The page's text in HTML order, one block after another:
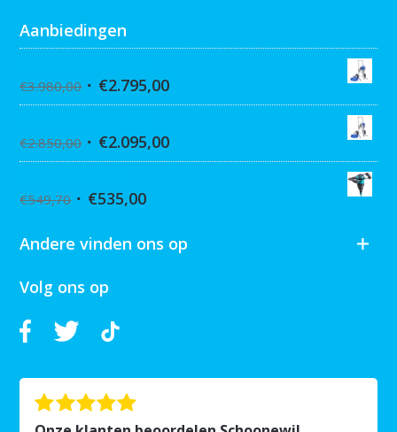
Aanbiedingen
€3.980,00 €2.795,00
€2.850,00 €2.095,00
€549,70 €535,00
Andere vinden ons op
Volg ons op